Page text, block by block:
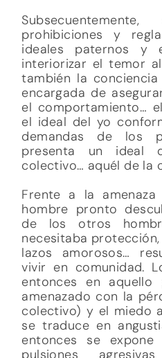
prohibiciones y
ideales paternos
interiorizar el temor
también la
encargada de
el comportamiento…
el ideal del yo
demandas de los
presenta un ideal
colectivo… aquél de la
Frente a la
hombre pronto
de los otros
necesitaba
lazos amorosos…
vivir en comunidad.
entonces en
amenazado con la
colectivo) y el miedo
se traduce en
entonces se
pulsiones